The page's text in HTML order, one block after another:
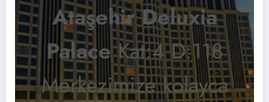
Ataşehir Deluxia
PalaceKat:4 D:118
Merkezimize kolayca